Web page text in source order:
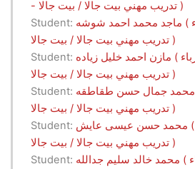
- تدريب مهني بيت جالا / بيت جالا )
Student: ماجد محمد احمد شوشه ( كهرباء.S2.2023 -
تدريب مهني بيت جالا / بيت جالا )
Student: مازن احمد خليل زياده ( كهرباء.S2.2023 -
تدريب مهني بيت جالا / بيت جالا )
Student: محمد جمال حسن طقاطقه ( كهرباء.S2.2023 -
تدريب مهني بيت جالا / بيت جالا )
Student: محمد حسن عيسى عايش ( كهرباء.S2.2023 -
تدريب مهني بيت جالا / بيت جالا )
Student: محمد خالد سليم جدالله ( كهرباء.S2.2023 -